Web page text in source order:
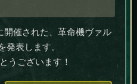
開催された、革命機ヴァル
発表します。
うございます！